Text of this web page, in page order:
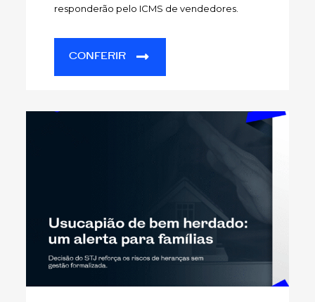
responderão pelo ICMS de vendedores.
CONFERIR